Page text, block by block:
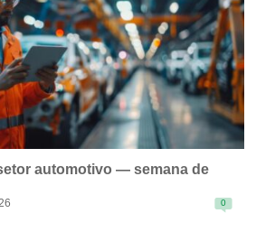
automotivo — semana de
0